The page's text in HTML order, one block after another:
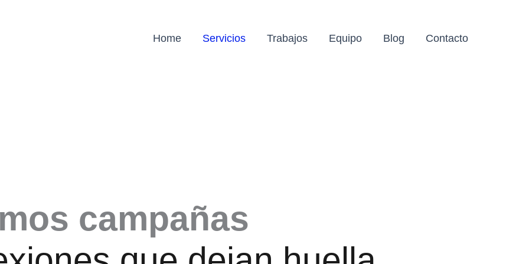
Home Servicios Trabajos Equipo Blog Contacto
campañas